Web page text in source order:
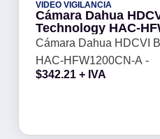
VIDEO VIGILANCIA
Cámara Dahua
Technology HAC-
Cámara Dahua HDCVI
HAC-HFW1200CN-A -
$342.21 + IVA